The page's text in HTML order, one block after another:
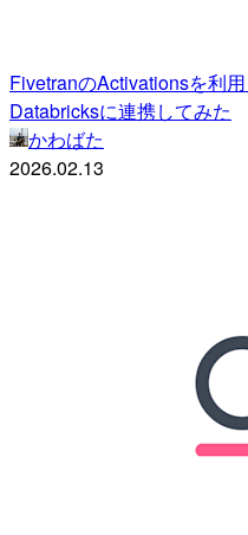
FivetranのActivationsを利
Databricksに連携してみた
かわばた
2026.02.13